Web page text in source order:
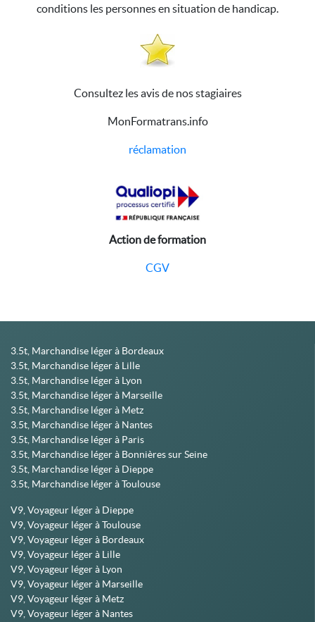
conditions les personnes en situation de handicap.
Consultez les avis de nos stagiaires
MonFormatrans.info
réclamation
Action de formation
CGV
3.5t, Marchandise léger à Bordeaux
3.5t, Marchandise léger à Lille
3.5t, Marchandise léger à Lyon
3.5t, Marchandise léger à Marseille
3.5t, Marchandise léger à Metz
3.5t, Marchandise léger à Nantes
3.5t, Marchandise léger à Paris
3.5t, Marchandise léger à Bonnières sur Seine
3.5t, Marchandise léger à Dieppe
3.5t, Marchandise léger à Toulouse
V9, Voyageur léger à Dieppe
V9, Voyageur léger à Toulouse
V9, Voyageur léger à Bordeaux
V9, Voyageur léger à Lille
V9, Voyageur léger à Lyon
V9, Voyageur léger à Marseille
V9, Voyageur léger à Metz
V9, Voyageur léger à Nantes